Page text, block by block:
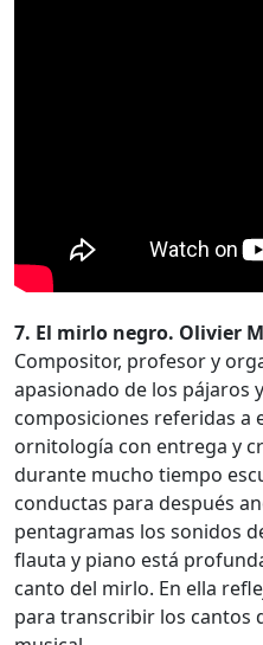
7. El mirlo negro. Olivier
Compositor, profesor y
apasionado de los pájaros
composiciones referidas a
ornitología con entrega y
durante mucho tiempo
conductas para después
pentagramas los sonidos
flauta y piano está
canto del mirlo. En ella
para transcribir los cantos